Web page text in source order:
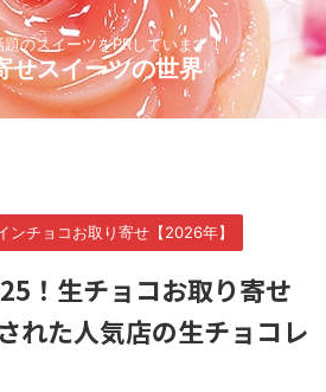
のスイーツをPRしています！
せスイーツの世界
ンチョコお取り寄せ【2026年】
！生チョコお取り寄せ
れた人気店の生チョコレ